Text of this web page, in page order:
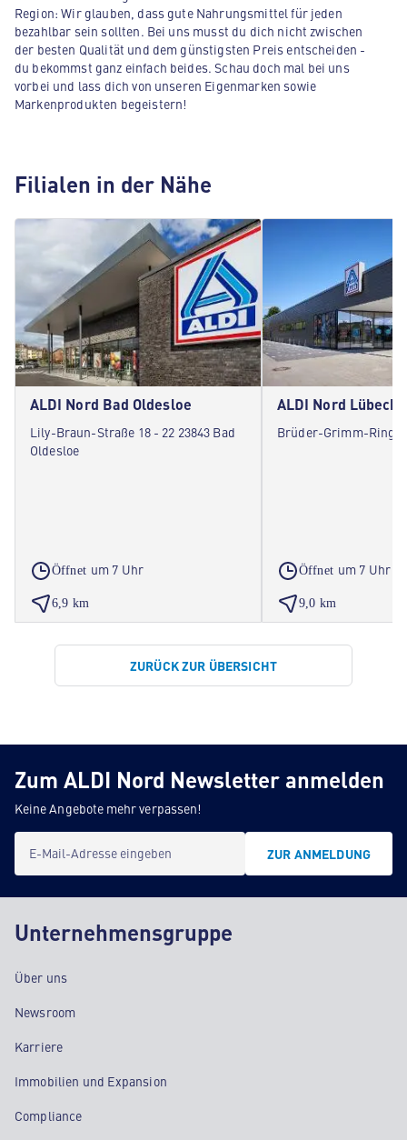
Region: Wir glauben, dass gute Nahrungsmittel für jeden
bezahlbar sein sollten. Bei uns musst du dich nicht zwischen
der besten Qualität und dem günstigsten Preis entscheiden -
du bekommst ganz einfach beides. Schau doch mal bei uns
vorbei und lass dich von unseren Eigenmarken sowie
Markenprodukten begeistern!
Filialen in der Nähe
ALDI Nord Bad Oldesloe
Lily-Braun-Straße 18 - 22 23843 Bad
Oldesloe
Öffnet um 7 Uhr
6,9 km
ALDI Nord Lübeck
Brüder-Grimm-Ring 9
Öffnet um 7 Uhr
9,0 km
ZURÜCK ZUR ÜBERSICHT
Zum ALDI Nord Newsletter anmelden
Keine Angebote mehr verpassen!
E-Mail-Adresse eingeben ZUR ANMELDUNG
Unternehmensgruppe
Über uns
Newsroom
Karriere
Immobilien und Expansion
Compliance